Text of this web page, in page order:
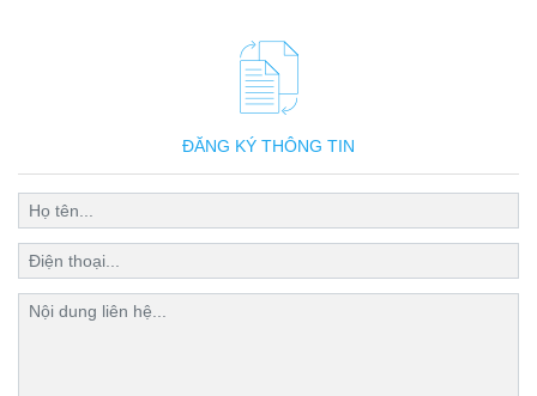
ĐĂNG KÝ THÔNG TIN